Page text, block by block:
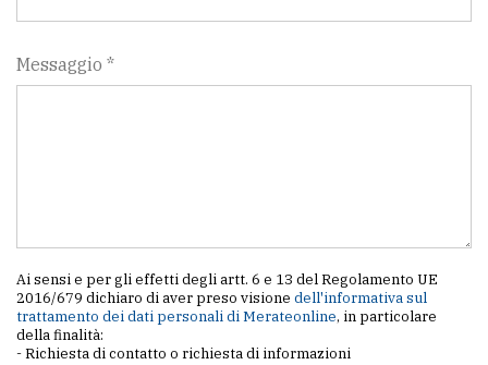
Messaggio *
Ai sensi e per gli effetti degli artt. 6 e 13 del Regolamento UE
2016/679 dichiaro di aver preso visione dell'informativa sul
trattamento dei dati personali di Merateonline, in particolare
della finalità:
- Richiesta di contatto o richiesta di informazioni